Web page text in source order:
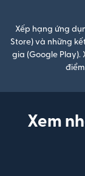
Xếp hạng ứng
Store) và những
gia (Google
Xem